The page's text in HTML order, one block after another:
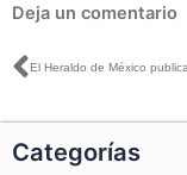
Deja un comentario
Ant
Categorías